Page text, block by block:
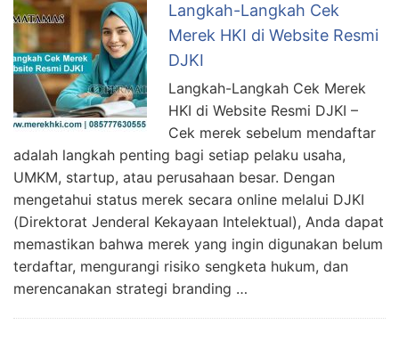
Langkah-Langkah Cek
Merek HKI di Website Resmi
DJKI
Langkah-Langkah Cek Merek
HKI di Website Resmi DJKI –
Cek merek sebelum mendaftar
adalah langkah penting bagi setiap pelaku usaha,
UMKM, startup, atau perusahaan besar. Dengan
mengetahui status merek secara online melalui DJKI
(Direktorat Jenderal Kekayaan Intelektual), Anda dapat
memastikan bahwa merek yang ingin digunakan belum
terdaftar, mengurangi risiko sengketa hukum, dan
merencanakan strategi branding …